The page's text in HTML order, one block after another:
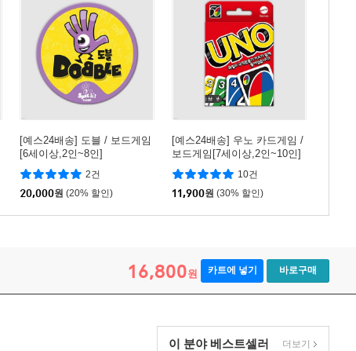
[예스24배송] 도블 / 보드게임
[6세이상,2인~8인]
2건
20,000원 (20% 할인)
[예스24배송] 우노 카드게임 /
보드게임[7세이상,2인~10인]
10건
11,900원 (30% 할인)
16,800원 카트에 넣기 바로구매
이 분야 베스트셀러 더보기